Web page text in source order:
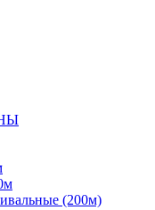
(200м)